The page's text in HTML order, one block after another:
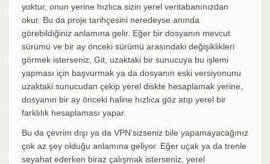
yoktur, onun yerine hızlıca sizin yerel veritabanınızdan
okur. Bu da proje tarihçesini neredeyse anında
görebildiğiniz anlamına gelir. Eğer bir dosyanın mevcut
sürümü ve bir ay önceki sürümü arasındaki değişiklikleri
görmek isterseniz, Git, uzaktaki bir sunucuya bu işlemi
yapması için başvurmak ya da dosyanın eski versiyonunu
uzaktaki sunucudan çekip yerel diskte hesaplamak yerine,
dosyanın bir ay önceki haline hızlıca göz atıp yerel bir
farklılık hesaplaması yapar.
Bu da çevrim dışı ya da VPN’sizseniz bile yapamayacağınız
çok az şey olduğu anlamına geliyor. Eğer uçak ya da trenle
seyahat ederken biraz çalışmak isterseniz, yerel